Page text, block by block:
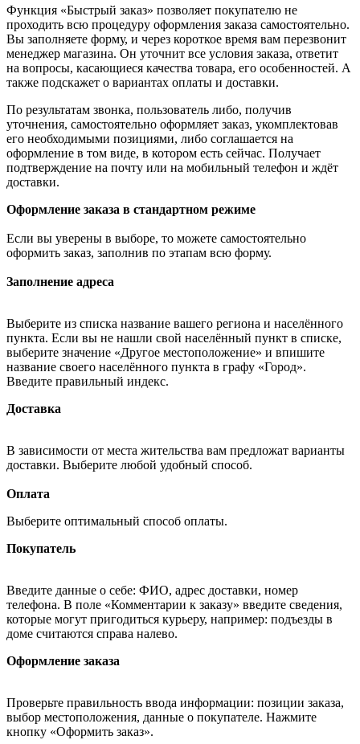
Функция «Быстрый заказ» позволяет покупателю не
проходить всю процедуру оформления заказа самостоятельно.
Вы заполняете форму, и через короткое время вам перезвонит
менеджер магазина. Он уточнит все условия заказа, ответит
на вопросы, касающиеся качества товара, его особенностей. А
также подскажет о вариантах оплаты и доставки.
По результатам звонка, пользователь либо, получив
уточнения, самостоятельно оформляет заказ, укомплектовав
его необходимыми позициями, либо соглашается на
оформление в том виде, в котором есть сейчас. Получает
подтверждение на почту или на мобильный телефон и ждёт
доставки.
Оформление заказа в стандартном режиме
Если вы уверены в выборе, то можете самостоятельно
оформить заказ, заполнив по этапам всю форму.
Заполнение адреса
Выберите из списка название вашего региона и населённого
пункта. Если вы не нашли свой населённый пункт в списке,
выберите значение «Другое местоположение» и впишите
название своего населённого пункта в графу «Город».
Введите правильный индекс.
Доставка
В зависимости от места жительства вам предложат варианты
доставки. Выберите любой удобный способ.
Оплата
Выберите оптимальный способ оплаты.
Покупатель
Введите данные о себе: ФИО, адрес доставки, номер
телефона. В поле «Комментарии к заказу» введите сведения,
которые могут пригодиться курьеру, например: подъезды в
доме считаются справа налево.
Оформление заказа
Проверьте правильность ввода информации: позиции заказа,
выбор местоположения, данные о покупателе. Нажмите
кнопку «Оформить заказ».